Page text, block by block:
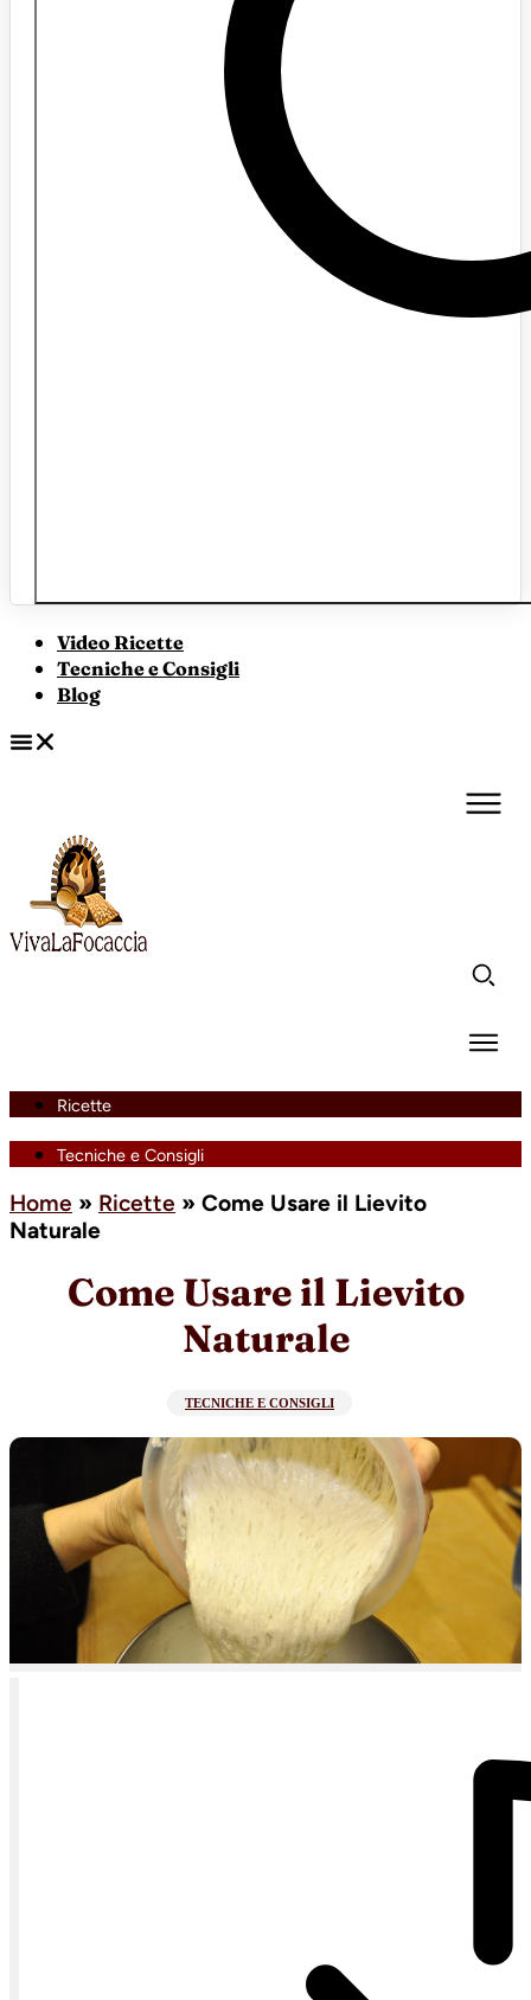
Video Ricette
Tecniche e Consigli
Blog
Ricette
Tecniche e Consigli
Home » Ricette » Come Usare il Lievito
Naturale
Come Usare il Lievito
Naturale
TECNICHE E CONSIGLI